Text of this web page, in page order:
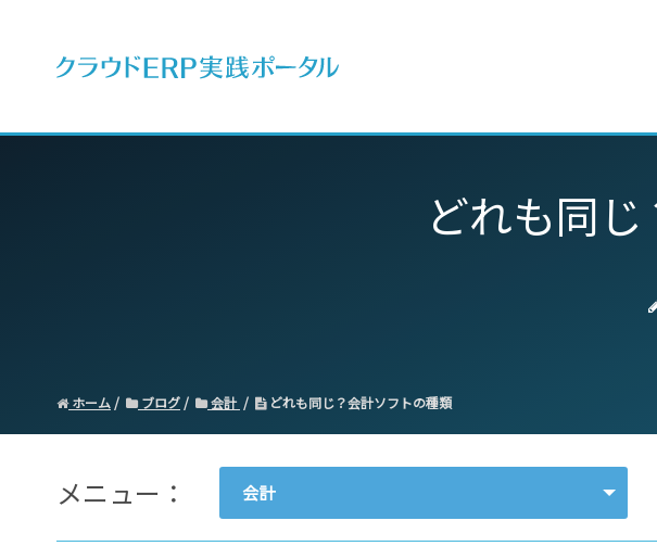
どれも同
ホーム ブログ 会計 どれも同じ？会計ソフトの種類
メニュー： 会計